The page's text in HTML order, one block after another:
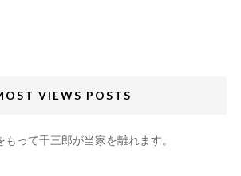
VIEWS POSTS
もって千三郎が当家を離れます。